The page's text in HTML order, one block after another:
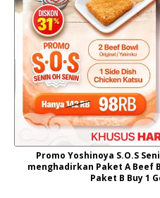
Promo Yoshinoya S.O.S
menghadirkan Paket A Beef
Paket B Buy 1